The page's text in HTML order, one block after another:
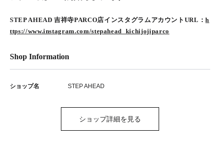
STEP AHEAD 吉祥寺PARCO店インスタグラムアカウントURL：h
ttps://www.instagram.com/stepahead_kichijojiparco
Shop Information
ショップ名 STEP AHEAD
ショップ詳細を見る